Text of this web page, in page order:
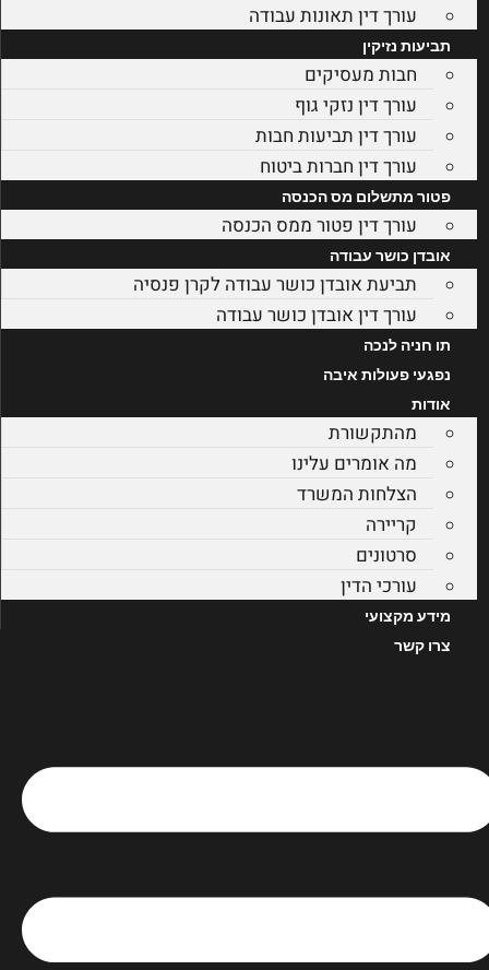
עורך דין תאונות עבודה
תביעות נזיקין
חבות מעסיקים
עורך דין נזקי גוף
עורך דין תביעות חבות
עורך דין חברות ביטוח
פטור מתשלום מס הכנסה
עורך דין פטור ממס הכנסה
אובדן כושר עבודה
תביעת אובדן כושר עבודה לקרן פנסיה
עורך דין אובדן כושר עבודה
תו חניה לנכה
נפגעי פעולות איבה
אודות
מהתקשורת
מה אומרים עלינו
הצלחות המשרד
קריירה
סרטונים
עורכי הדין
מידע מקצועי
צרו קשר